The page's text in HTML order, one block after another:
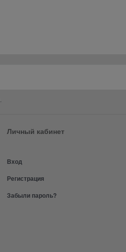
Личный кабинет
Вход
Регистрация
Забыли пароль?